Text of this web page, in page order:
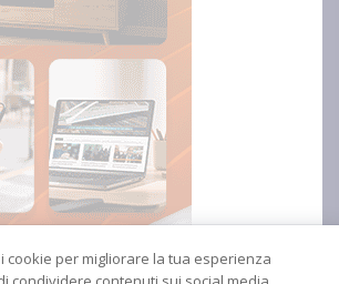
cookie per migliorare la tua esperienza